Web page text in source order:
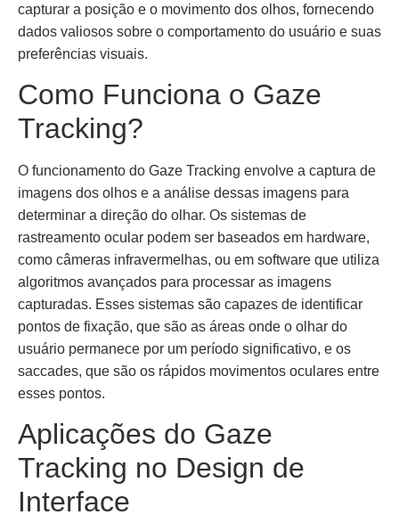
capturar a posição e o movimento dos olhos, fornecendo
dados valiosos sobre o comportamento do usuário e suas
preferências visuais.
Como Funciona o Gaze
Tracking?
O funcionamento do Gaze Tracking envolve a captura de
imagens dos olhos e a análise dessas imagens para
determinar a direção do olhar. Os sistemas de
rastreamento ocular podem ser baseados em hardware,
como câmeras infravermelhas, ou em software que utiliza
algoritmos avançados para processar as imagens
capturadas. Esses sistemas são capazes de identificar
pontos de fixação, que são as áreas onde o olhar do
usuário permanece por um período significativo, e os
saccades, que são os rápidos movimentos oculares entre
esses pontos.
Aplicações do Gaze
Tracking no Design de
Interface